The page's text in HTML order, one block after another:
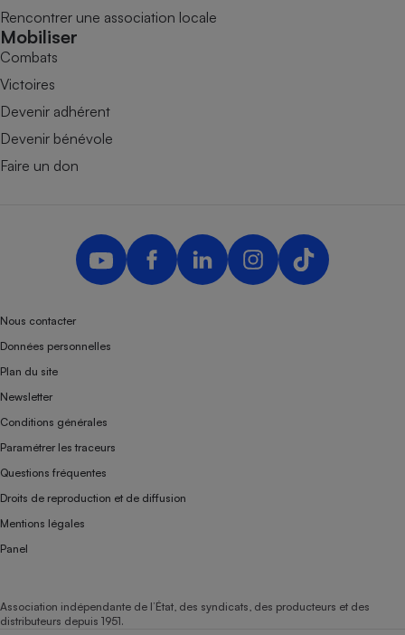
Rencontrer une association locale
Mobiliser
Combats
Victoires
Devenir adhérent
Devenir bénévole
Faire un don
Nous contacter
Données personnelles
Plan du site
Newsletter
Conditions générales
Paramétrer les traceurs
Questions fréquentes
Droits de reproduction et de diffusion
Mentions légales
Panel
Association indépendante de l’État, des syndicats, des producteurs et des
distributeurs depuis 1951.